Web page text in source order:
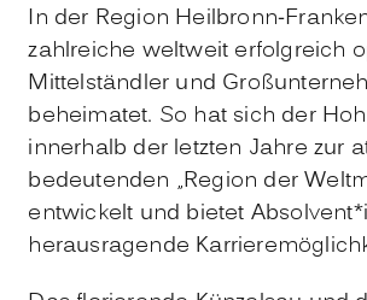
In der Region Heilbronn-
zahlreiche weltweit erfolgreich
Mittelständler und
beheimatet. So hat sich der
innerhalb der letzten Jahre zur
bedeutenden „Region der
entwickelt und bietet
herausragende